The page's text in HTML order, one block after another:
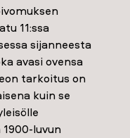
11:ssa
sijanneesta
avasi ovensa
tarkoitus on
kuin se
luvun